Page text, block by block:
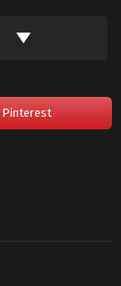
Pinterest